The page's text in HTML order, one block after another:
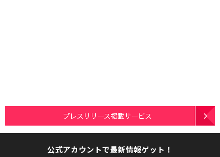
プレスリリース掲載サービス
公式アカウントで最新情報ゲット！